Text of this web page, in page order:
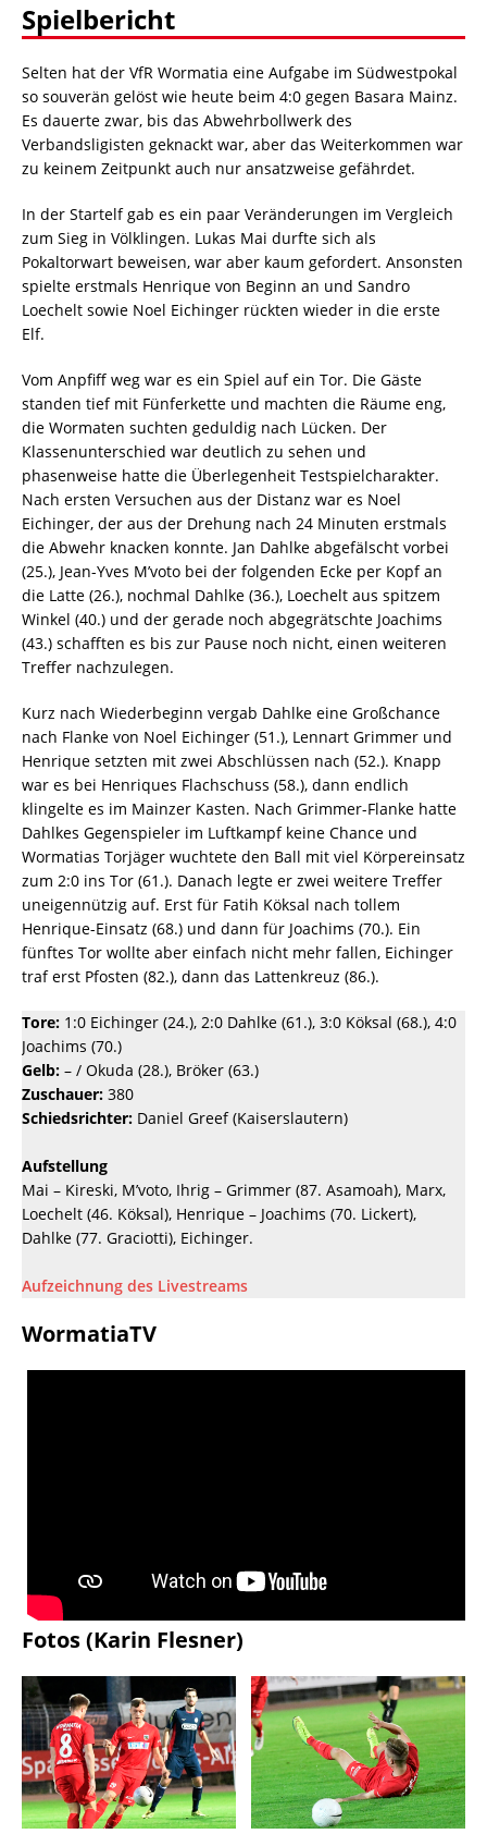
Spielbericht
Selten hat der VfR Wormatia eine Aufgabe im Südwestpokal
so souverän gelöst wie heute beim 4:0 gegen Basara Mainz.
Es dauerte zwar, bis das Abwehrbollwerk des
Verbandsligisten geknackt war, aber das Weiterkommen war
zu keinem Zeitpunkt auch nur ansatzweise gefährdet.
In der Startelf gab es ein paar Veränderungen im Vergleich
zum Sieg in Völklingen. Lukas Mai durfte sich als
Pokaltorwart beweisen, war aber kaum gefordert. Ansonsten
spielte erstmals Henrique von Beginn an und Sandro
Loechelt sowie Noel Eichinger rückten wieder in die erste
Elf.
Vom Anpfiff weg war es ein Spiel auf ein Tor. Die Gäste
standen tief mit Fünferkette und machten die Räume eng,
die Wormaten suchten geduldig nach Lücken. Der
Klassenunterschied war deutlich zu sehen und
phasenweise hatte die Überlegenheit Testspielcharakter.
Nach ersten Versuchen aus der Distanz war es Noel
Eichinger, der aus der Drehung nach 24 Minuten erstmals
die Abwehr knacken konnte. Jan Dahlke abgefälscht vorbei
(25.), Jean-Yves M’voto bei der folgenden Ecke per Kopf an
die Latte (26.), nochmal Dahlke (36.), Loechelt aus spitzem
Winkel (40.) und der gerade noch abgegrätschte Joachims
(43.) schafften es bis zur Pause noch nicht, einen weiteren
Treffer nachzulegen.
Kurz nach Wiederbeginn vergab Dahlke eine Großchance
nach Flanke von Noel Eichinger (51.), Lennart Grimmer und
Henrique setzten mit zwei Abschlüssen nach (52.). Knapp
war es bei Henriques Flachschuss (58.), dann endlich
klingelte es im Mainzer Kasten. Nach Grimmer-Flanke hatte
Dahlkes Gegenspieler im Luftkampf keine Chance und
Wormatias Torjäger wuchtete den Ball mit viel Körpereinsatz
zum 2:0 ins Tor (61.). Danach legte er zwei weitere Treffer
uneigennützig auf. Erst für Fatih Köksal nach tollem
Henrique-Einsatz (68.) und dann für Joachims (70.). Ein
fünftes Tor wollte aber einfach nicht mehr fallen, Eichinger
traf erst Pfosten (82.), dann das Lattenkreuz (86.).
Tore: 1:0 Eichinger (24.), 2:0 Dahlke (61.), 3:0 Köksal (68.), 4:0
Joachims (70.)
Gelb: – / Okuda (28.), Bröker (63.)
Zuschauer: 380
Schiedsrichter: Daniel Greef (Kaiserslautern)
Aufstellung
Mai – Kireski, M’voto, Ihrig – Grimmer (87. Asamoah), Marx,
Loechelt (46. Köksal), Henrique – Joachims (70. Lickert),
Dahlke (77. Graciotti), Eichinger.
Aufzeichnung des Livestreams
WormatiaTV
Fotos (Karin Flesner)